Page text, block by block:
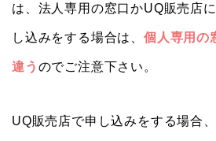
は、法人専用の窓口かUQ販売店
し込みをする場合は、 個人専用の
違う のでご注意下さい。
UQ販売店で申し込みをする場合